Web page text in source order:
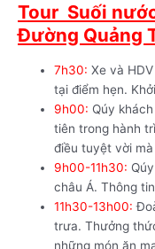
Tour Suối
Đường Quảng
7h30: Xe và
tại điểm hẹn.
9h00: Qúy
tiên trong hành
điều tuyệt vời
9h00-11h30:
châu Á. Thông
11h30-13h00:
trưa. Thưởng
những món ăn